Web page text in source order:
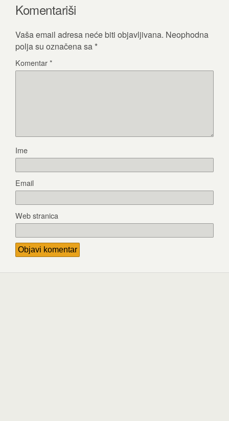
Komentariši
Vaša email adresa neće biti objavljivana. Neophodna
polja su označena sa *
Komentar*
Ime
Email
Web stranica